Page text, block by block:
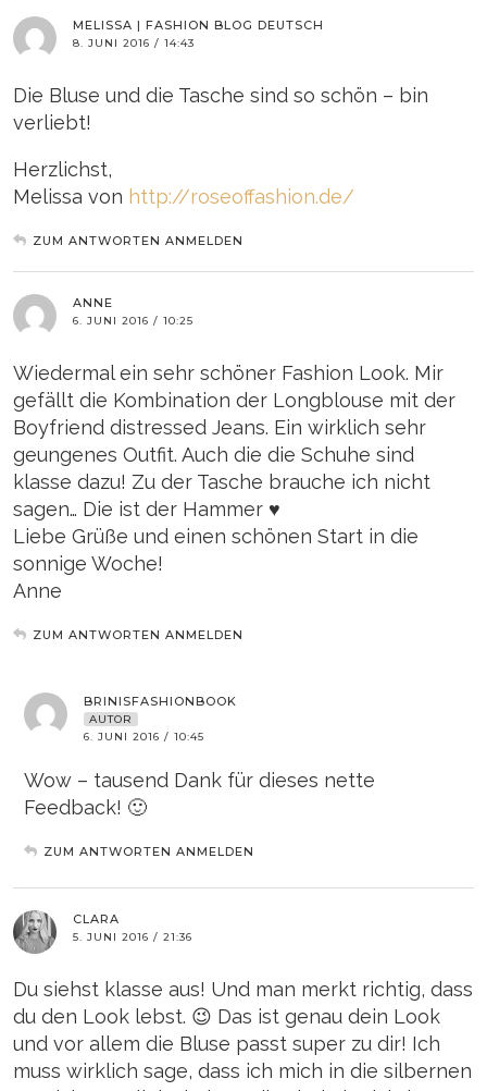
MELISSA | FASHION BLOG DEUTSCH
8. JUNI 2016 / 14:43
Die Bluse und die Tasche sind so schön – bin
verliebt!
Herzlichst,
Melissa von http://roseoffashion.de/
ZUM ANTWORTEN ANMELDEN
ANNE
6. JUNI 2016 / 10:25
Wiedermal ein sehr schöner Fashion Look. Mir
gefällt die Kombination der Longblouse mit der
Boyfriend distressed Jeans. Ein wirklich sehr
geungenes Outfit. Auch die die Schuhe sind
klasse dazu! Zu der Tasche brauche ich nicht
sagen… Die ist der Hammer ♥
Liebe Grüße und einen schönen Start in die
sonnige Woche!
Anne
ZUM ANTWORTEN ANMELDEN
BRINISFASHIONBOOK
AUTOR
6. JUNI 2016 / 10:45
Wow – tausend Dank für dieses nette
Feedback! 🙂
ZUM ANTWORTEN ANMELDEN
CLARA
5. JUNI 2016 / 21:36
Du siehst klasse aus! Und man merkt richtig, dass
du den Look lebst. 😉 Das ist genau dein Look
und vor allem die Bluse passt super zu dir! Ich
muss wirklich sage, dass ich mich in die silbernen